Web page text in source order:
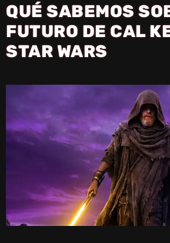
QUÉ SABEMOS
FUTURO DE CAL
STAR WARS